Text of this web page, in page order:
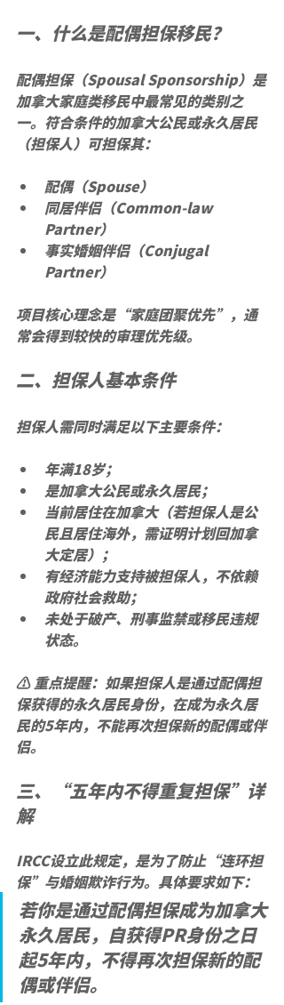
一、什么是配偶担保移民？
配偶担保（Spousal Sponsorship）是
加拿大家庭类移民中最常见的类别之
一。符合条件的加拿大公民或永久居民
（担保人）可担保其：
配偶（Spouse）
同居伴侣（Common-law
Partner）
事实婚姻伴侣（Conjugal
Partner）
项目核心理念是“家庭团聚优先”，通
常会得到较快的审理优先级。
二、担保人基本条件
担保人需同时满足以下主要条件：
年满18岁；
是加拿大公民或永久居民；
当前居住在加拿大（若担保人是公
民且居住海外，需证明计划回加拿
大定居）；
有经济能力支持被担保人，不依赖
政府社会救助；
未处于破产、刑事监禁或移民违规
状态。
⚠️ 重点提醒： 如果担保人是通过配偶担
保获得的永久居民身份， 在成为永久居
民的5年内，不能再次担保新的配偶或伴
侣。
三、“五年内不得重复担保”详
解
IRCC设立此规定，是为了防止“连环担
保”与婚姻欺诈行为。具体要求如下：
若你是通过配偶担保成为加拿大
永久居民， 自获得PR身份之日
起5年内，不得再次担保新的配
偶或伴侣。